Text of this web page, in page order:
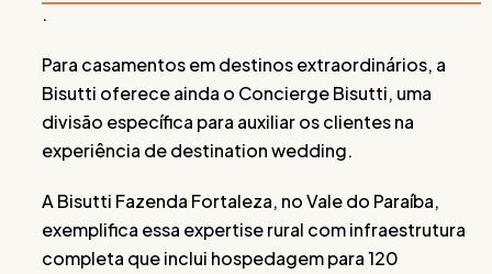
.
Para casamentos em destinos extraordinários, a
Bisutti oferece ainda o Concierge Bisutti, uma
divisão específica para auxiliar os clientes na
experiência de destination wedding.
A Bisutti Fazenda Fortaleza, no Vale do Paraíba,
exemplifica essa expertise rural com infraestrutura
completa que inclui hospedagem para 120